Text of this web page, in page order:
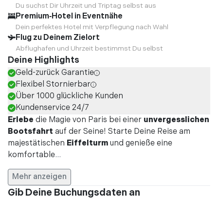
Du suchst Dir Uhrzeit und Triptag selbst aus
Premium‑Hotel in Eventnähe
Dein perfektes Hotel mit Verpflegung nach Wahl
Flug zu Deinem Zielort
Abflughafen und Uhrzeit bestimmst Du selbst
Deine Highlights
Geld-zurück Garantie
Flexibel Stornierbar
Über 1000 glückliche Kunden
Kundenservice 24/7
Erlebe die Magie von Paris bei einer unvergesslichen
Bootsfahrt auf der Seine! Starte Deine Reise am
majestätischen Eiffelturm und genieße eine
komfortable...
Mehr anzeigen
Gib Deine Buchungsdaten an